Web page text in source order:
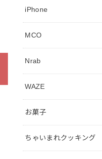
iPhone
MCO
Nrab
WAZE
お菓子
ちゃいまれクッキング